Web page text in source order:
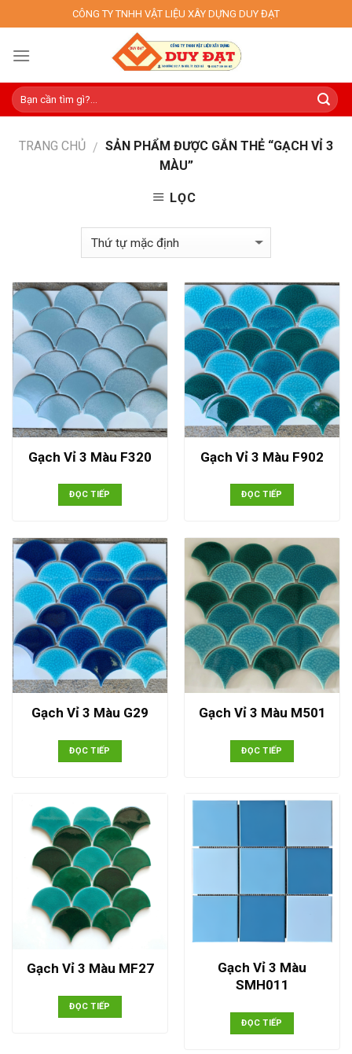
to
content
CÔNG TY TNHH VẬT LIỆU XÂY DỰNG DUY ĐẠT
TRANG CHỦ / SẢN PHẨM ĐƯỢC GẮN THẺ “GẠCH VỈ 3
MÀU”
LỌC
Gạch Vỉ 3 Màu F320
ĐỌC TIẾP
Gạch Vỉ 3 Màu F902
ĐỌC TIẾP
Gạch Vỉ 3 Màu G29
ĐỌC TIẾP
Gạch Vỉ 3 Màu M501
ĐỌC TIẾP
Gạch Vỉ 3 Màu MF27
ĐỌC TIẾP
Gạch Vỉ 3 Màu
SMH011
ĐỌC TIẾP